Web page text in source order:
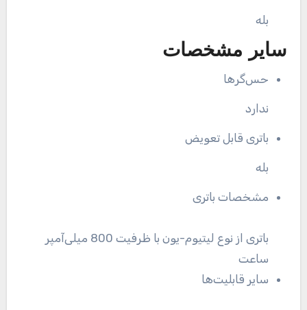
بله
سایر مشخصات
حس‌گرها
ندارد
باتری قابل تعویض
بله
مشخصات باتری
باتری از نوع لیتیوم-یون با ظرفیت 800 میلی‌آمپر
ساعت
سایر قابلیت‌ها